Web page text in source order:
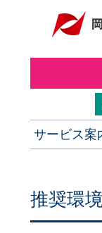
推奨環
サービス案